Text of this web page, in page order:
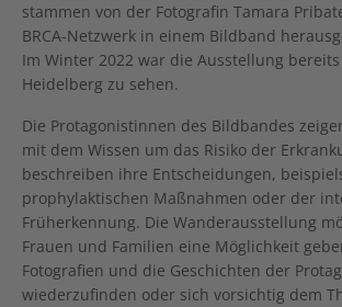
stammen von der Fotografin Tamara
BRCA-Netzwerk in einem Bildband
Im Winter 2022 war die Ausstellung bereits
Heidelberg zu sehen.
Die Protagonistinnen des Bildbandes
mit dem Wissen um das Risiko der
beschreiben ihre Entscheidungen,
prophylaktischen Maßnahmen oder der
Früherkennung. Die Wanderausstellung
Frauen und Familien eine Möglichkeit
Fotografien und die Geschichten der
wiederzufinden oder sich vorsichtig dem